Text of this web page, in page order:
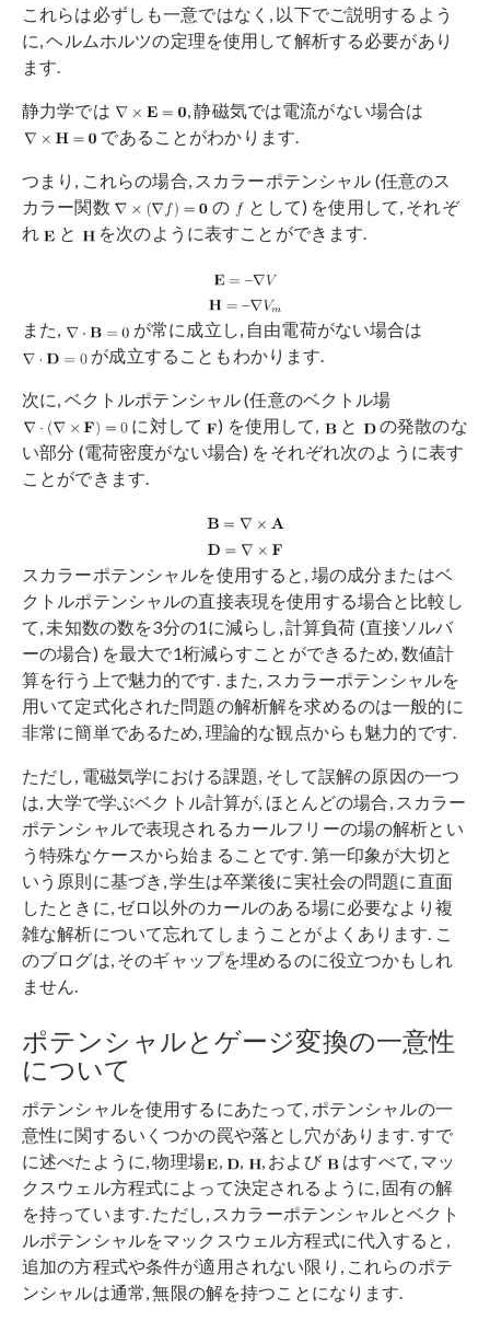
これらは必ずしも一意ではなく, 以下でご説明するよう
に, ヘルムホルツの定理を使用して解析する必要があり
ます.
静力学では
, 静磁気では電流がない場合は
であることがわかります.
つまり, これらの場合, スカラーポテンシャル (任意のス
カラー関数
の
として) を使用して, それぞ
れ
と を次のように表すことができます.
また,
が常に成立し, 自由電荷がない場合は
が成立することもわかります.
次に, ベクトルポテンシャル (任意のベクトル場
に対して
) を使用して, と
の発散のな
い部分 (電荷密度がない場合) をそれぞれ次のように表す
ことができます.
スカラーポテンシャルを使用すると, 場の成分またはベ
クトルポテンシャルの直接表現を使用する場合と比較し
て, 未知数の数を3分の1に減らし, 計算負荷 (直接ソルバ
ーの場合) を最大で1桁減らすことができるため, 数値計
算を行う上で魅力的です. また, スカラーポテンシャルを
用いて定式化された問題の解析解を求めるのは一般的に
非常に簡単であるため, 理論的な観点からも魅力的です.
ただし, 電磁気学における課題, そして誤解の原因の一つ
は, 大学で学ぶベクトル計算が, ほとんどの場合, スカラー
ポテンシャルで表現されるカールフリーの場の解析とい
う特殊なケースから始まることです. 第一印象が大切と
いう原則に基づき, 学生は卒業後に実社会の問題に直面
したときに, ゼロ以外のカールのある場に必要なより複
雑な解析について忘れてしまうことがよくあります. こ
のブログは, そのギャップを埋めるのに役立つかもしれ
ません.
ポテンシャルとゲージ変換の一意性
について
ポテンシャルを使用するにあたって, ポテンシャルの一
意性に関するいくつかの罠や落とし穴があります. すで
に述べたように, 物理場
, , , および
はすべて, マッ
クスウェル方程式によって決定されるように, 固有の解
を持っています. ただし, スカラーポテンシャルとベクト
ルポテンシャルをマックスウェル方程式に代入すると,
追加の方程式や条件が適用されない限り, これらのポテ
ンシャルは通常, 無限の解を持つことになります.